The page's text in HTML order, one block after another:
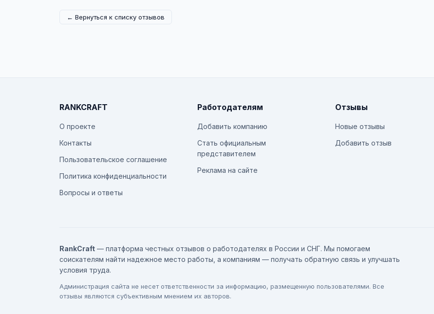
← Вернуться к списку отзывов
RANKCRAFT
О проекте
Контакты
Пользовательское соглашение
Политика конфиденциальности
Вопросы и ответы
Работодателям
Добавить компанию
Стать официальным
представителем
Реклама на сайте
Отзывы
Новые отзывы
Добавить отзыв
RankCraft — платформа честных отзывов о работодателях в России и СНГ. Мы помогаем
соискателям найти надежное место работы, а компаниям — получать обратную связь и улучшать
условия труда.
Администрация сайта не несет ответственности за информацию, размещенную пользователями. Все
отзывы являются субъективным мнением их авторов.